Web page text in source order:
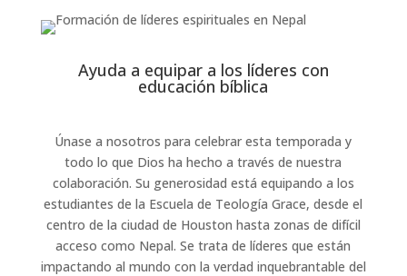
Ayuda a equipar a los líderes con
educación bíblica
Únase a nosotros para celebrar esta temporada y
todo lo que Dios ha hecho a través de nuestra
colaboración. Su generosidad está equipando a los
estudiantes de la Escuela de Teología Grace, desde el
centro de la ciudad de Houston hasta zonas de difícil
acceso como Nepal. Se trata de líderes que están
impactando al mundo con la verdad inquebrantable del